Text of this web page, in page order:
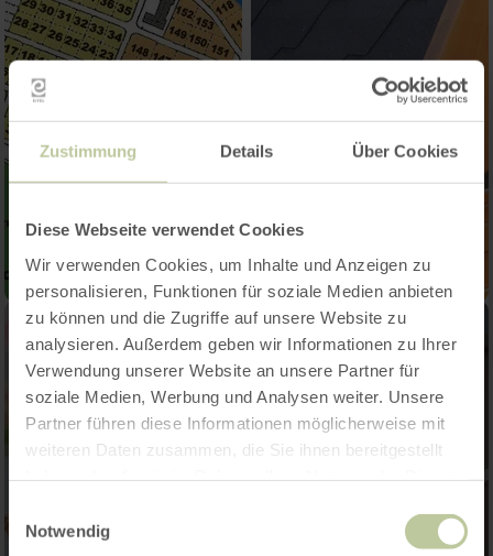
Zustimmung Details Über Cookies
Diese Webseite verwendet Cookies
Wir verwenden Cookies, um Inhalte und Anzeigen zu
personalisieren, Funktionen für soziale Medien anbieten
zu können und die Zugriffe auf unsere Website zu
analysieren. Außerdem geben wir Informationen zu Ihrer
Verwendung unserer Website an unsere Partner für
soziale Medien, Werbung und Analysen weiter. Unsere
Partner führen diese Informationen möglicherweise mit
weiteren Daten zusammen, die Sie ihnen bereitgestellt
Notwendig